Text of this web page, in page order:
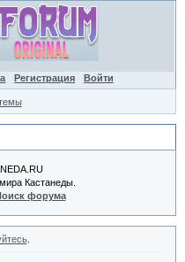
Регистрация Войти
Кастанеды.
форума
.